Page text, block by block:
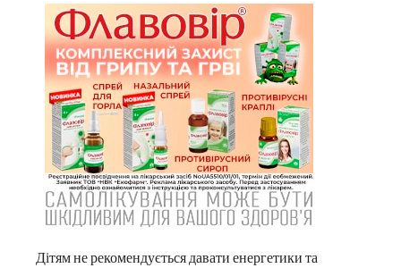
Дітям не рекомендується давати енергетики та